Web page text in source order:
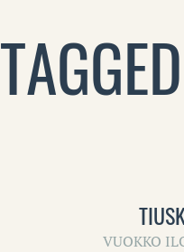
VUOKKO